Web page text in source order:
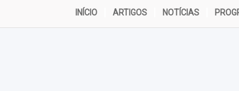
INÍCIO ARTIGOS NOTÍCIAS